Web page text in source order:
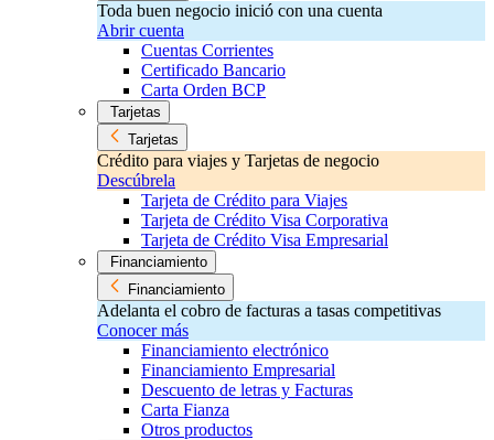
Toda buen negocio inició con una cuenta
Abrir cuenta
Cuentas Corrientes
Certificado Bancario
Carta Orden BCP
Tarjetas
Tarjetas
Crédito para viajes y Tarjetas de negocio
Descúbrela
Tarjeta de Crédito para Viajes
Tarjeta de Crédito Visa Corporativa
Tarjeta de Crédito Visa Empresarial
Financiamiento
Financiamiento
Adelanta el cobro de facturas a tasas competitivas
Conocer más
Financiamiento electrónico
Financiamiento Empresarial
Descuento de letras y Facturas
Carta Fianza
Otros productos